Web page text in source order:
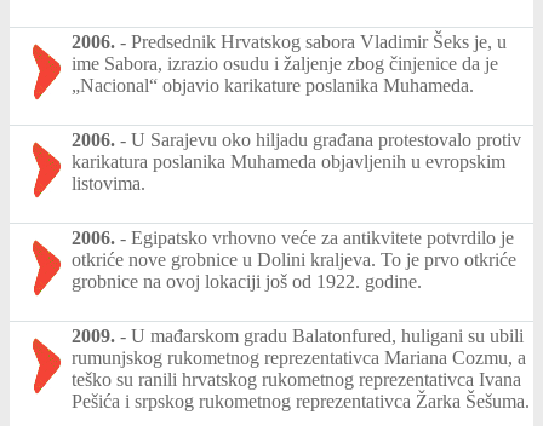
2006. - Predsednik Hrvatskog sabora Vladimir Šeks je, u
ime Sabora, izrazio osudu i žaljenje zbog činjenice da je
„Nacional“ objavio karikature poslanika Muhameda.
2006. - U Sarajevu oko hiljadu građana protestovalo protiv
karikatura poslanika Muhameda objavljenih u evropskim
listovima.
2006. - Egipatsko vrhovno veće za antikvitete potvrdilo je
otkriće nove grobnice u Dolini kraljeva. To je prvo otkriće
grobnice na ovoj lokaciji još od 1922. godine.
2009. - U mađarskom gradu Balatonfured, huligani su ubili
rumunjskog rukometnog reprezentativca Mariana Cozmu, a
teško su ranili hrvatskog rukometnog reprezentativca Ivana
Pešića i srpskog rukometnog reprezentativca Žarka Šešuma.